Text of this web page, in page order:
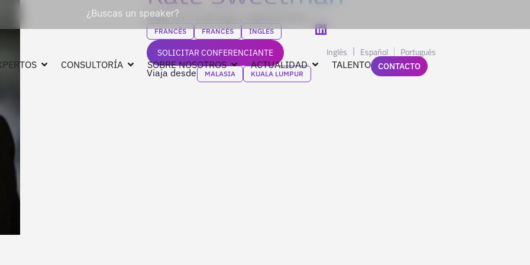
¿Buscas un speaker?
CONSULTORÍA SOBRE NOSOTROS ACTUALIDAD TALENTO
Inglés Español Portugués
CONTACTO
Experta en Liderazgo y organizaciones
FRANCÉS FRANCÉS INGLÉS
SOLICITAR CONFERENCIANTE
Viaja desde MALASIA KUALA LUMPUR